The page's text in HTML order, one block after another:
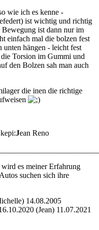
wie ich es kenne -
ist wichtig und richtig
ist dann nur im
einfach mal die bolzen fest
unten hängen - leicht fest
Torsion im Gummi und
den Bolzen sah man auch
die inen die richtige
Jean Reno
es meiner Erfahrung
suchen sich ihre
14.08.2005
(Jean) 11.07.2021